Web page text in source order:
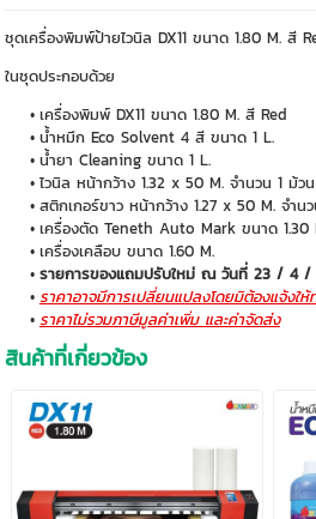
ชุดเครื่องพิมพ์ป้ายไวนิล DX11 ขนาด 1.80 M. สี
ในชุดประกอบด้วย
เครื่องพิมพ์ DX11 ขนาด 1.80 M. สี Red
น้ำหมึก Eco Solvent 4 สี ขนาด 1 L.
น้ำยา Cleaning ขนาด 1 L.
ไวนิล หน้ากว้าง 1.32 x 50 M. จำนวน 1 ม้วน
สติกเกอร์ขาว หน้ากว้าง 1.27 x 50 M. จำน
เครื่องตัด Teneth Auto Mark ขนาด 1.30
เครื่องเคลือบ ขนาด 1.60 M.
รายการของแถมปรับใหม่ ณ วันที่ 23 / 4 /
ราคาอาจมีการเปลี่ยนแปลงโดยมิต้องแจ้งให้
ราคาไม่รวมภาษีมูลค่าเพิ่ม และค่าจัดส่ง
สินค้าที่เกี่ยวข้อง